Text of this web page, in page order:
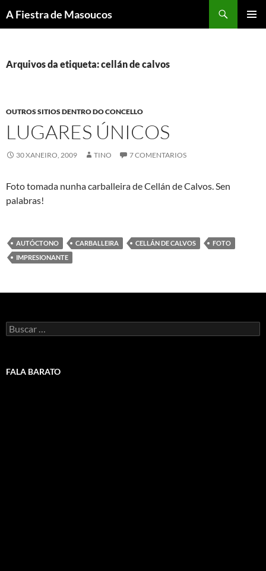
aoA Fiestra de Masoucos
Arquivos da etiqueta: cellán de calvos
OUTROS SITIOS DENTRO DO CONCELLO
LUGARES ÚNICOS
30 XANEIRO, 2009 TINO 7 COMENTARIOS
Foto tomada nunha carballeira de Cellán de Calvos. Sen
palabras!
AUTÓCTONO CARBALLEIRA CELLÁN DE CALVOS
FOTO
IMPRESIONANTE
Buscar:
FALA BARATO